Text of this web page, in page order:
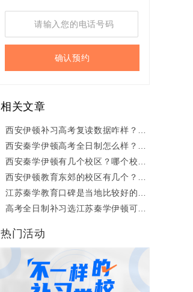
确认预约
相关文章
西安伊顿补习高考复读数据咋样？适
合中等生提分吗？
西安秦学伊顿高考全日制怎么样？高
三找辅导班需要注意什么？
西安秦学伊顿有几个校区？哪个校区
管理好？
西安伊顿教育东郊的校区有几个？哪
个师资好？
江苏秦学教育口碑是当地比较好的
吗？提分咋样？
高考全日制补习选江苏秦学伊顿可以
热门活动